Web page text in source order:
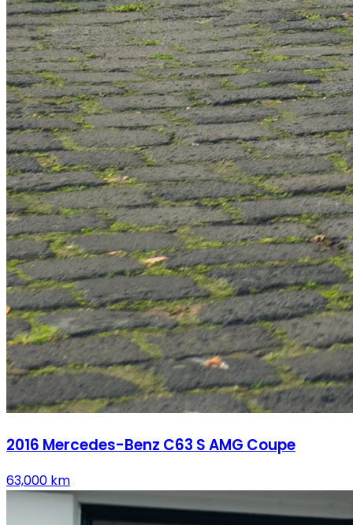
2016 Mercedes-Benz C63 S AMG Coupe
63,000 km